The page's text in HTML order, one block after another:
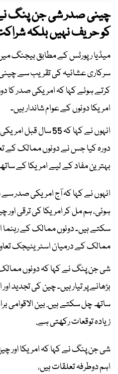
چینی صدر شی جن پنگ نے
کو حریف نہیں بلکہ
میڈیا رپورٹس کے مطابق بیجنگ
سرکاری عشائیہ کی تقریب سے
کرتے ہوئے کہا کہ امریکی صدر کا
امریکا دونوں کے عوام شاندار ہیں۔
انہوں نے کہا کہ 55
دورہ کیا جس نے دونوں ممالک کے
بہترین مفاد کے لیے امریکا کے
انہوں نے کہا کہ آج امریکی صدر
ہوئی، ہم مل کر امریکا کی ترقی
سکتے ہیں۔ دونوں ممالک کے رہنما
ممالک کے درمیان اسٹریٹیجک
شی جن پنگ نے کہا کہ دونوں
بڑھانے پر تیار ہیں۔ چین کی تجدید
ساتھ چل سکتے ہیں. بین الاقوامی
زیادہ توقعات رکھتی ہے.
شی جن پنگ نے کہا کہ امریکا اور
اہم دوطرفہ تعلقات ہیں،